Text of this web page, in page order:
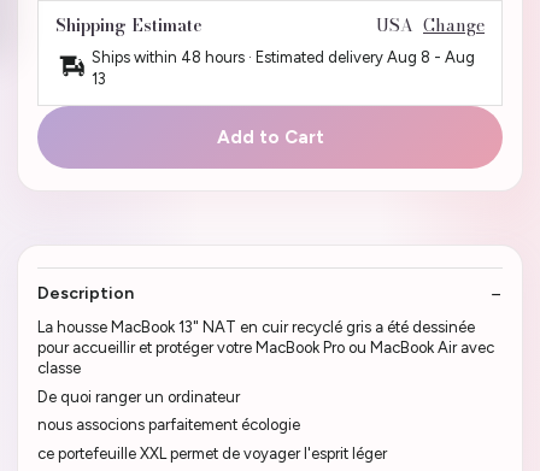
Shipping Estimate USA Change
Ships within 48 hours · Estimated delivery Aug 8 - Aug
13
Add to Cart
Description
La housse MacBook 13" NAT en cuir recyclé gris a été dessinée
pour accueillir et protéger votre MacBook Pro ou MacBook Air avec
classe
De quoi ranger un ordinateur
nous associons parfaitement écologie
ce portefeuille XXL permet de voyager l'esprit léger